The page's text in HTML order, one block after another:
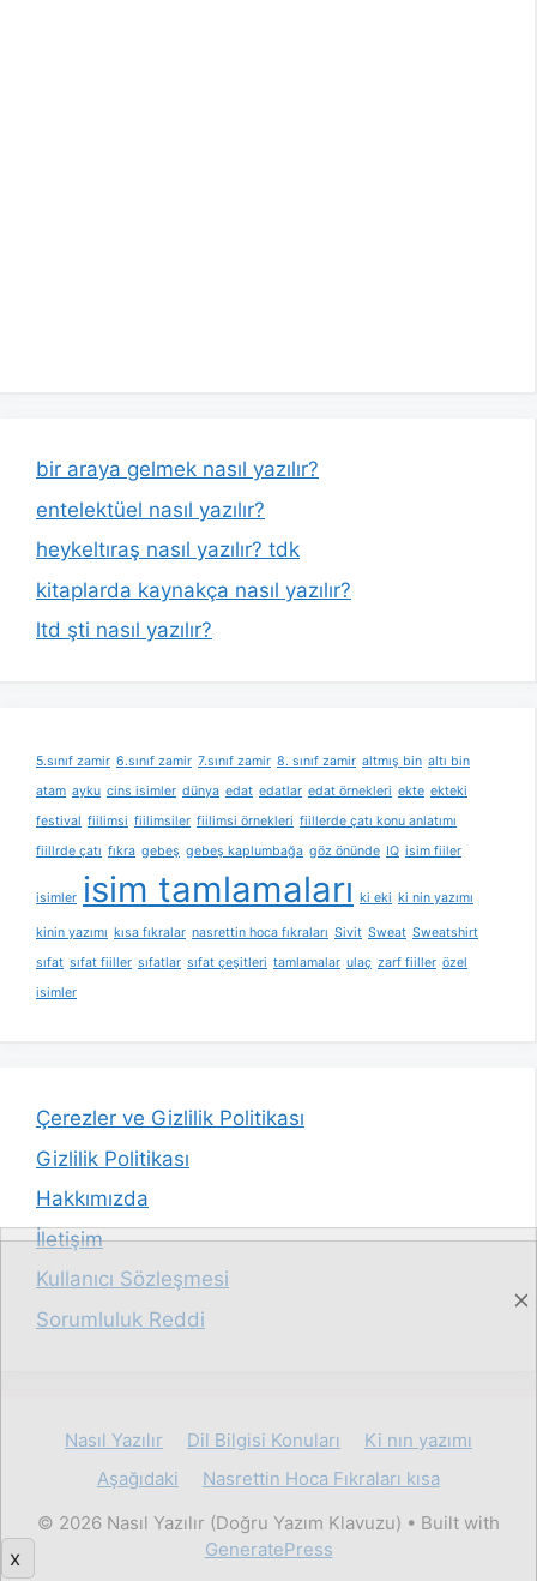
bir araya gelmek nasıl yazılır?
entelektüel nasıl yazılır?
heykeltıraş nasıl yazılır? tdk
kitaplarda kaynakça nasıl yazılır?
ltd şti nasıl yazılır?
5.sınıf zamir 6.sınıf zamir 7.sınıf zamir 8. sınıf zamir altmış bin altı bin
atam ayku cins isimler dünya edat edatlar edat örnekleri ekte ekteki
festival fiilimsi fiilimsiler fiilimsi örnekleri fiillerde çatı konu anlatımı
fiillrde çatı fıkra gebeş gebeş kaplumbağa göz önünde IQ isim fiiler
isimler isim tamlamaları ki eki ki nin yazımı
kinin yazımı kısa fıkralar nasrettin hoca fıkraları Sivit Sweat Sweatshirt
sıfat sıfat fiiller sıfatlar sıfat çeşitleri tamlamalar ulaç zarf fiiller özel
isimler
Çerezler ve Gizlilik Politikası
Gizlilik Politikası
Hakkımızda
İletişim
Kullanıcı Sözleşmesi
Sorumluluk Reddi
Nasıl Yazılır Dil Bilgisi Konuları
Ki nın yazımı
Aşağıdaki
Nasrettin Hoca Fıkraları kısa
© 2026 Nasıl Yazılır (Doğru Yazım Klavuzu) • Built with
GeneratePress
x